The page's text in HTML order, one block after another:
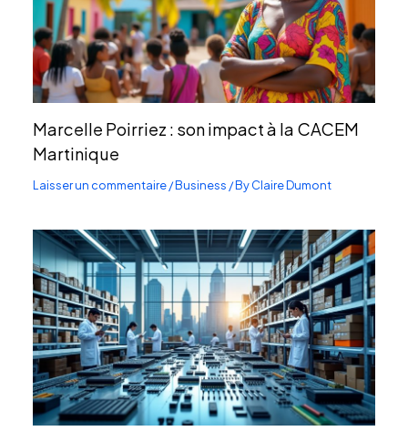
Marcelle Poirriez : son impact à la CACEM
Martinique
Laisser un commentaire/Business / ByClaire Dumont